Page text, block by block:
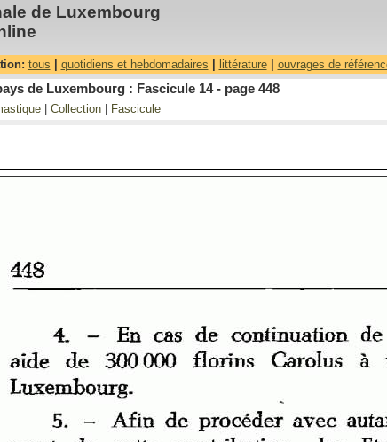
de Luxembourg
tous quotidiens et hebdomadaires littérature| ouvrages de
de Luxembourg : Fascicule 14 - page 448
| Collection| Fascicule